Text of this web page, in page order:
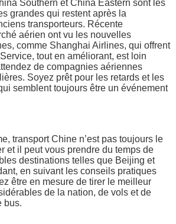
Southern et China Eastern sont les
grandes qui restent après la
transporteurs. Récente
aérien ont vu les nouvelles
comme Shanghai Airlines, qui offrent
tout en améliorant, est loin
de compagnies aériennes
Soyez prêt pour les retards et les
semblent toujours être un événement
transport Chine n’est pas toujours le
et il peut vous prendre du temps de
destinations telles que Beijing et
en suivant les conseils pratiques
être en mesure de tirer le meilleur
de la nation, de vols et de
bus.